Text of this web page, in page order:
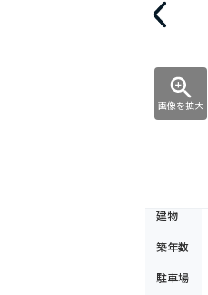
画像を拡大
建物
築年数
駐車場